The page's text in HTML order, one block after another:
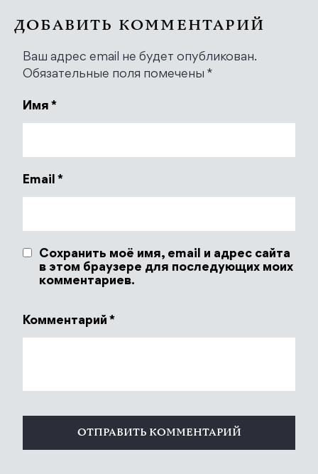
ДОБАВИТЬ КОММЕНТАРИЙ
Ваш адрес email не будет опубликован.
Обязательные поля помечены *
Имя *
Email *
Сохранить моё имя, email и адрес сайта
в этом браузере для последующих моих
комментариев.
Комментарий *